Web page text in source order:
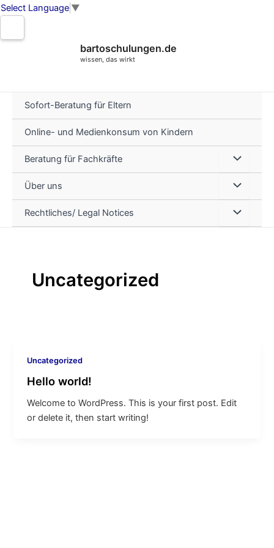
Select Language ▼
Inhalt
bartoschulungen.de
wissen, das wirkt
Sofort-Beratung für Eltern
Online- und Medienkonsum von Kindern
Beratung für Fachkräfte Menü
umschalten
Über uns Menü
umschalten
Rechtliches/ Legal Notices Menü
Uncategorized
Uncategorized
Hello world!
Welcome to WordPress. This is your first post. Edit
or delete it, then start writing!